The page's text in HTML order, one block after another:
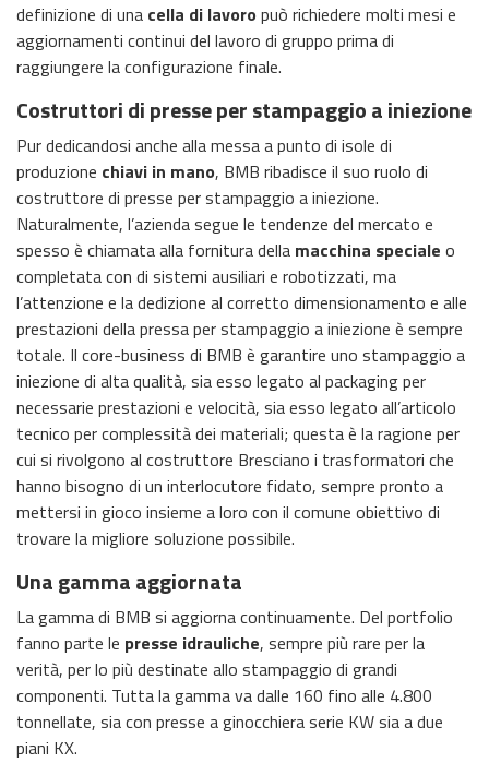
definizione di una cella di lavoro può richiedere molti mesi e
aggiornamenti continui del lavoro di gruppo prima di
raggiungere la configurazione finale.
Costruttori di presse per stampaggio a iniezione
Pur dedicandosi anche alla messa a punto di isole di
produzione chiavi in mano, BMB ribadisce il suo ruolo di
costruttore di presse per stampaggio a iniezione.
Naturalmente, l’azienda segue le tendenze del mercato e
spesso è chiamata alla fornitura della macchina speciale o
completata con di sistemi ausiliari e robotizzati, ma
l’attenzione e la dedizione al corretto dimensionamento e alle
prestazioni della pressa per stampaggio a iniezione è sempre
totale. Il core-business di BMB è garantire uno stampaggio a
iniezione di alta qualità, sia esso legato al packaging per
necessarie prestazioni e velocità, sia esso legato all’articolo
tecnico per complessità dei materiali; questa è la ragione per
cui si rivolgono al costruttore Bresciano i trasformatori che
hanno bisogno di un interlocutore fidato, sempre pronto a
mettersi in gioco insieme a loro con il comune obiettivo di
trovare la migliore soluzione possibile.
Una gamma aggiornata
La gamma di BMB si aggiorna continuamente. Del portfolio
fanno parte le presse idrauliche, sempre più rare per la
verità, per lo più destinate allo stampaggio di grandi
componenti. Tutta la gamma va dalle 160 fino alle 4.800
tonnellate, sia con presse a ginocchiera serie KW sia a due
piani KX.